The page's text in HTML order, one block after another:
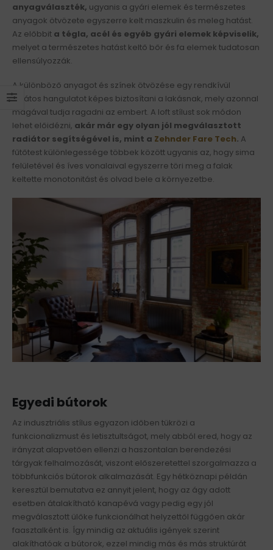
anyagválaszték, ugyanis a gyári elemek és természetes
anyagok ötvözete egyszerre kelt maszkulin és meleg hatást.
Az előbbit a tégla, acél és egyéb gyári elemek képviselik,
melyet a természetes hatást keltő bőr és fa elemek tudatosan
ellensúlyozzák.
A különböző anyagot és színek ötvözése egy rendkívül
sajátos hangulatot képes biztosítani a lakásnak, mely azonnal
magával tudja ragadni az embert. A loft stílust sok módon
lehet előidézni, akár már egy olyan jól megválasztott
radiátor segítségével is, mint a Zehnder Fare Tech. A
fűtőtest különlegessége többek között ugyanis az, hogy sima
felületével és íves vonalaival egyszerre töri meg a falak
keltette monotonitást és olvad bele a környezetbe.
Egyedi bútorok
Az indusztriális stílus egyazon időben tükrözi a
funkcionalizmust és letisztultságot, mely abból ered, hogy az
irányzat alapvetően ellenzi a haszontalan berendezési
tárgyak felhalmozását, viszont előszeretettel szorgalmazza a
többfunkciós bútorok alkalmazását. Egy hétköznapi példán
keresztül bemutatva ez annyit jelent, hogy az ágy adott
esetben átalakítható kanapévá vagy pedig egy jól
megválasztott ülőke funkcionálhat helyzettől függően akár
faasztalként is. Így mindig az aktuális igények szerint
alakíthatóak a bútorok, ezzel mindig más és más struktúrát